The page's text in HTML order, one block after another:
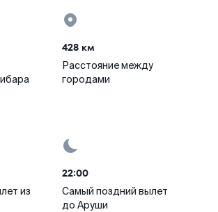
428 км
Расстояние между
городами
из
22:00
Самый поздний вылет
до Аруши